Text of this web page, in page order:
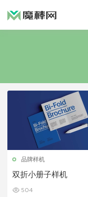
品牌样机
双折小册子样机
504